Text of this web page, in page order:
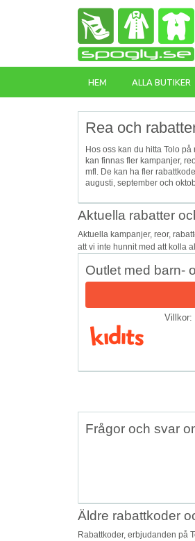
HEM ALLA BUTIKER
Rea och
Hos oss kan du hitta Tolo
kan finnas fler kampanjer,
mfl. De kan ha fler
augusti, september och
Aktuella rabatter
Aktuella kampanjer, reor,
att vi inte hunnit med att kolla
Outlet med barn-
Villkor:
Frågor och svar
Äldre rabattkoder
Rabattkoder, erbjudanden på